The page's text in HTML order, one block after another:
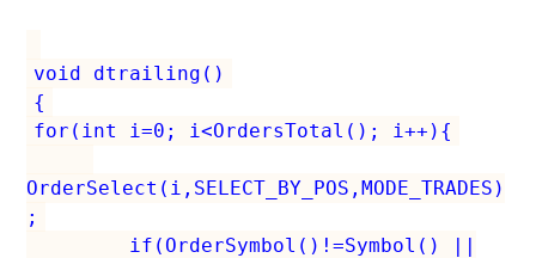
void dtrailing()
{
for(int i=0; i<OrdersTotal(); i++){
OrderSelect(i,SELECT_BY_POS,MODE_TRADES)
;
if(OrderSymbol()!=Symbol() ||